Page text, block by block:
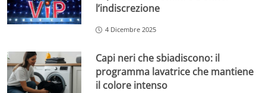
l’indiscrezione
4 Dicembre 2025
Capi neri che sbiadiscono: il
programma lavatrice che mantiene
il colore intenso